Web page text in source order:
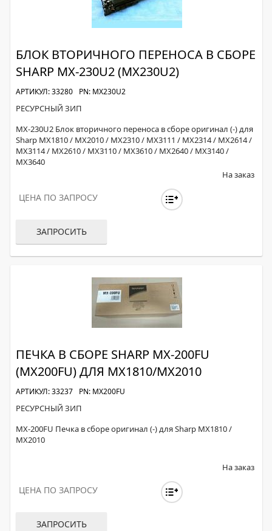
БЛОК ВТОРИЧНОГО ПЕРЕНОСА В СБОРЕ
SHARP MX-230U2 (MX230U2)
АРТИКУЛ: 33280 PN: MX230U2
РЕСУРСНЫЙ ЗИП
MX-230U2 Блок вторичного переноса в сборе оригинал (-) для
Sharp MX1810 / MX2010 / MX2310 / MX3111 / MX2314 / MX2614 /
MX3114 / MX2610 / MX3110 / MX3610 / MX2640 / MX3140 /
MX3640
На заказ
ЦЕНА ПО ЗАПРОСУ
ЗАПРОСИТЬ
ПЕЧКА В СБОРЕ SHARP MX-200FU
(MX200FU) ДЛЯ MX1810/MX2010
АРТИКУЛ: 33237 PN: MX200FU
РЕСУРСНЫЙ ЗИП
MX-200FU Печка в сборе оригинал (-) для Sharp MX1810 /
MX2010
На заказ
ЦЕНА ПО ЗАПРОСУ
ЗАПРОСИТЬ